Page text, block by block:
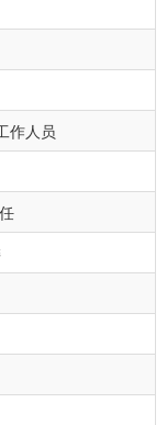
作人员